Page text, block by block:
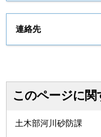
連絡先
このページに
土木部河川砂防課